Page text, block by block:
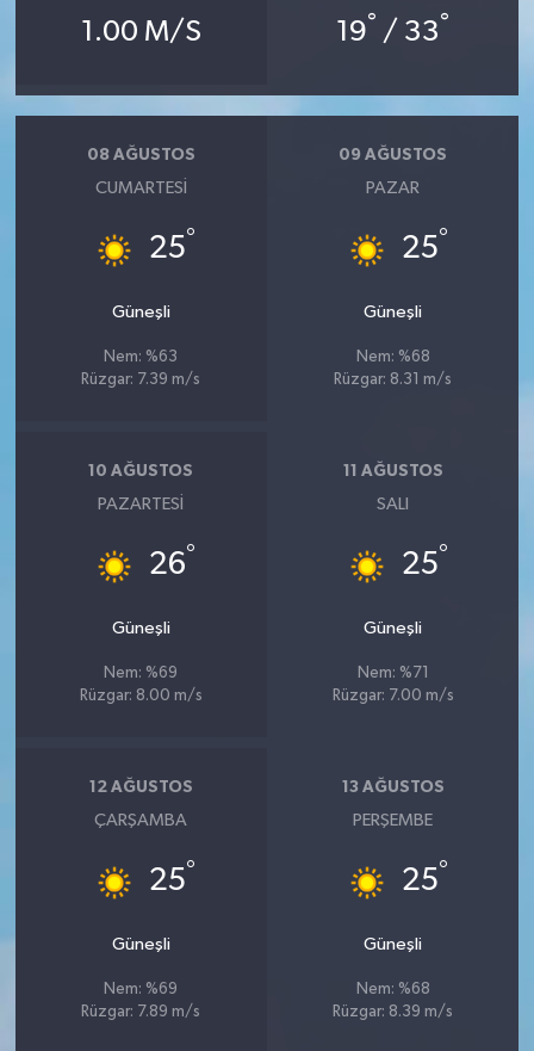
1.00 M/S 19° / 33°
08 AĞUSTOS
CUMARTESI
25°
Güneşli
Nem: %63
Rüzgar: 7.39 m/s
09 AĞUSTOS
PAZAR
25°
Güneşli
Nem: %68
Rüzgar: 8.31 m/s
10 AĞUSTOS
PAZARTESI
26°
Güneşli
Nem: %69
Rüzgar: 8.00 m/s
11 AĞUSTOS
SALI
25°
Güneşli
Nem: %71
Rüzgar: 7.00 m/s
12 AĞUSTOS
ÇARŞAMBA
25°
Güneşli
Nem: %69
Rüzgar: 7.89 m/s
13 AĞUSTOS
PERŞEMBE
25°
Güneşli
Nem: %68
Rüzgar: 8.39 m/s